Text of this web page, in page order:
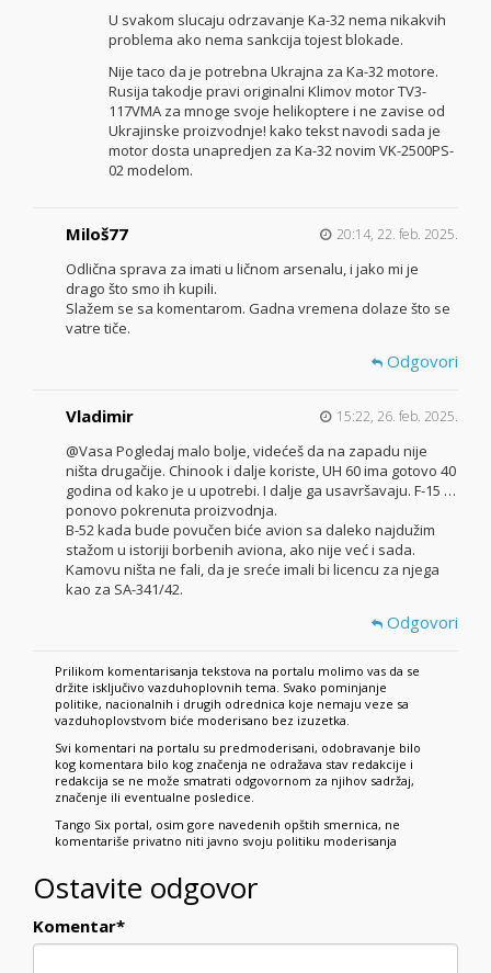
U svakom slucaju odrzavanje Ka-32 nema nikakvih
problema ako nema sankcija tojest blokade.
Nije taco da je potrebna Ukrajna za Ka-32 motore.
Rusija takodje pravi originalni Klimov motor TV3-
117VMA za mnoge svoje helikoptere i ne zavise od
Ukrajinske proizvodnje! kako tekst navodi sada je
motor dosta unapredjen za Ka-32 novim VK-2500PS-
02 modelom.
Miloš77 20:14, 22. feb. 2025.
Odlična sprava za imati u ličnom arsenalu, i jako mi je
drago što smo ih kupili.
Slažem se sa komentarom. Gadna vremena dolaze što se
vatre tiče.
Odgovori
Vladimir 15:22, 26. feb. 2025.
@Vasa Pogledaj malo bolje, videćeš da na zapadu nije
ništa drugačije. Chinook i dalje koriste, UH 60 ima gotovo 40
godina od kako je u upotrebi. I dalje ga usavršavaju. F-15 …
ponovo pokrenuta proizvodnja.
B-52 kada bude povučen biće avion sa daleko najdužim
stažom u istoriji borbenih aviona, ako nije već i sada.
Kamovu ništa ne fali, da je sreće imali bi licencu za njega
kao za SA-341/42.
Odgovori
Prilikom komentarisanja tekstova na portalu molimo vas da se
držite isključivo vazduhoplovnih tema. Svako pominjanje
politike, nacionalnih i drugih odrednica koje nemaju veze sa
vazduhoplovstvom biće moderisano bez izuzetka.
Svi komentari na portalu su predmoderisani, odobravanje bilo
kog komentara bilo kog značenja ne odražava stav redakcije i
redakcija se ne može smatrati odgovornom za njihov sadržaj,
značenje ili eventualne posledice.
Tango Six portal, osim gore navedenih opštih smernica, ne
komentariše privatno niti javno svoju politiku moderisanja
Ostavite odgovor
Komentar*